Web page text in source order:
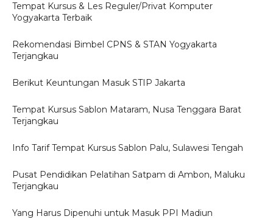
Tempat Kursus & Les Reguler/Privat Komputer
Yogyakarta Terbaik
Rekomendasi Bimbel CPNS & STAN Yogyakarta
Terjangkau
Berikut Keuntungan Masuk STIP Jakarta
Tempat Kursus Sablon Mataram, Nusa Tenggara Barat
Terjangkau
Info Tarif Tempat Kursus Sablon Palu, Sulawesi Tengah
Pusat Pendidikan Pelatihan Satpam di Ambon, Maluku
Terjangkau
Yang Harus Dipenuhi untuk Masuk PPI Madiun